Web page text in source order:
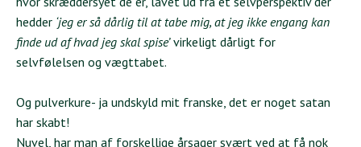
hedder ‘jeg er så dårlig til at tabe mig, at jeg ikke engang kan
finde ud af hvad jeg skal spise’virkeligt dårligt for
selvfølelsen og vægttabet.
Og pulverkure- ja undskyld mit franske, det er noget satan
har skabt!
Nuvel, har man af forskellige årsager svært ved at få nok